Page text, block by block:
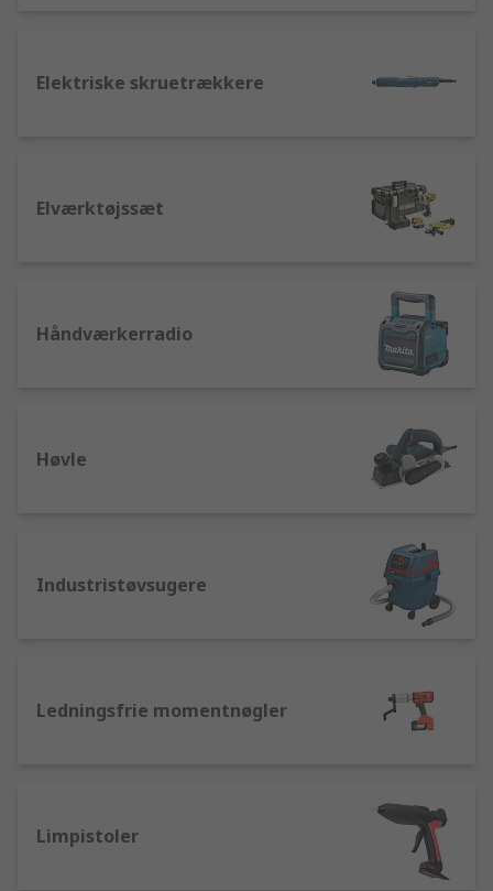
Elektriske skruetrækkere
Elværktøjssæt
Håndværkerradio
Høvle
Industristøvsugere
Ledningsfrie momentnøgler
Limpistoler